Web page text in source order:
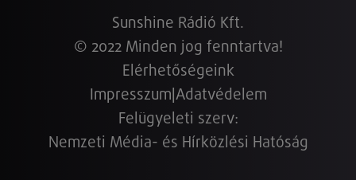
Sunshine Rádió Kft.
© 2022 Minden jog fenntartva!
Elérhetőségeink
Impresszum Adatvédelem
Felügyeleti szerv:
Nemzeti Média- és Hírközlési Hatóság